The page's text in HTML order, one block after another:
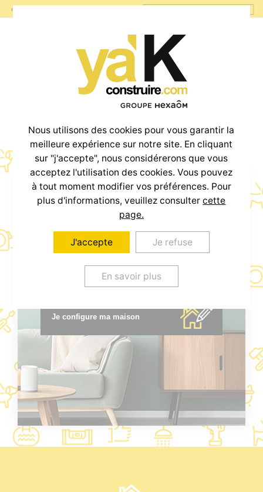
Votre projet
Maison + Terrain
à partir de
800€/mois *
* voir conditions en agence.
Je configure ma maison
Nous utilisons des cookies pour vous garantir la
meilleure expérience sur notre site. En cliquant
sur "j'accepte", nous considérerons que vous
acceptez l'utilisation des cookies. Vous pouvez
à tout moment modifier vos préférences. Pour
plus d'informations, veuillez consultercette
page.
J'accepte Je refuse
En savoir plus